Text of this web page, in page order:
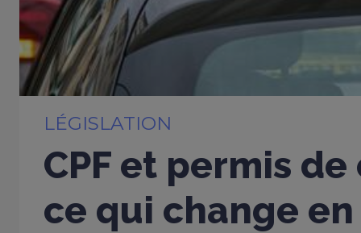
LÉGISLATION
CPF et permis
ce qui change